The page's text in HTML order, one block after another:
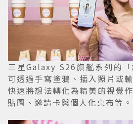
三星Galaxy S26旗艦系列的「
可透過手寫塗鴉、插入照片或
快速將想法轉化為精美的視覺
貼圖、邀請卡與個人化桌布等